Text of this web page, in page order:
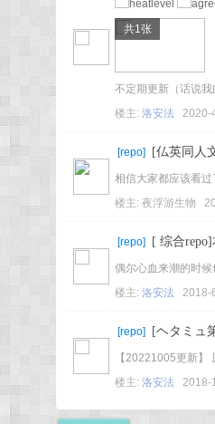
共1张
不定期更新（话说
楼主: 洛安法 2020-
[repo] [仏英同人
相信大家都应该看
楼主: 夜浮游生物
[repo] [ 综合
偶尔心血来潮的时
楼主: 洛安法 2018-
[repo] [ヘタミュ
【20221005更新
楼主: 洛安法 2018-